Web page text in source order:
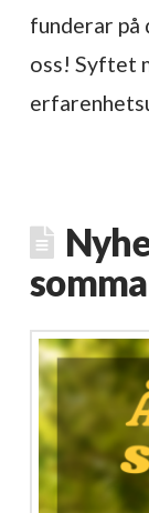
funderar på
oss! Syftet